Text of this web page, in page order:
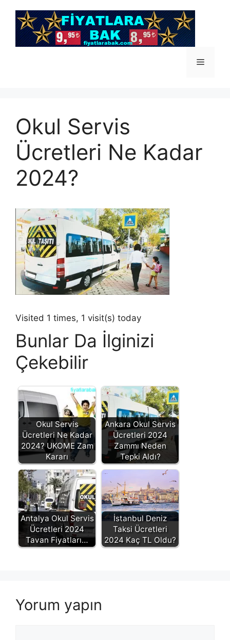
Menü
Okul Servis
Ücretleri Ne Kadar
2024?
Visited 1 times, 1 visit(s) today
Bunlar Da İlginizi
Çekebilir
Okul Servis
Ücretleri Ne Kadar
2024? UKOME Zam
Kararı
Ankara Okul Servis
Ücretleri 2024
Zammı Neden
Tepki Aldı?
Antalya Okul Servis
Ücretleri 2024
Tavan Fiyatları…
İstanbul Deniz
Taksi Ücretleri
2024 Kaç TL Oldu?
Yorum yapın